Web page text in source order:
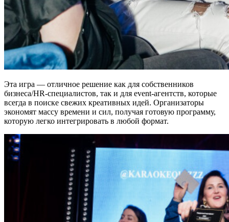
Эта игра — отличное решение как для собственников
бизнеса/HR-специалистов, так и для event-агентств, которые
всегда в поиске свежих креативных идей. Организаторы
экономят массу времени и сил, получая готовую программу,
которую легко интегрировать в любой формат.